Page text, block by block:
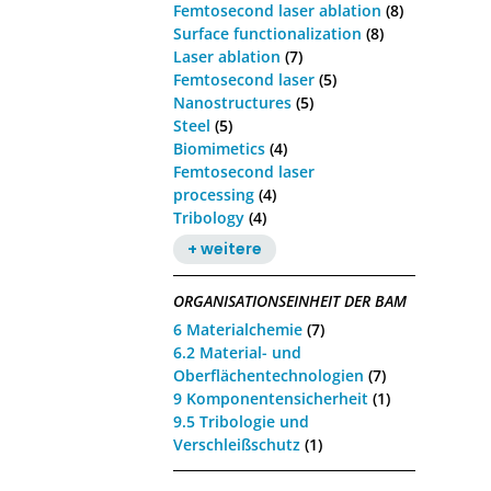
Femtosecond laser ablation (8)
Surface functionalization (8)
Laser ablation (7)
Femtosecond laser (5)
Nanostructures (5)
Steel (5)
Biomimetics (4)
Femtosecond laser
processing (4)
Tribology (4)
+ weitere
ORGANISATIONSEINHEIT DER BAM
6 Materialchemie (7)
6.2 Material- und
Oberflächentechnologien (7)
9 Komponentensicherheit (1)
9.5 Tribologie und
Verschleißschutz (1)